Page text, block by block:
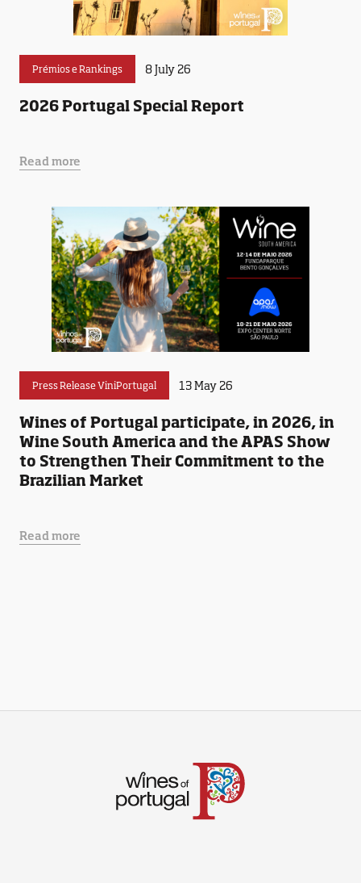
Prémios e Rankings 8 July 26
2026 Portugal Special Report
Read more
Press Release ViniPortugal 13 May 26
Wines of Portugal participate, in 2026, in
Wine South America and the APAS Show
to Strengthen Their Commitment to the
Brazilian Market
Read more